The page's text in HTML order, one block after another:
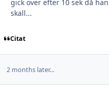
gick över efter 10 sek då
skall...
Citat
2 months later...